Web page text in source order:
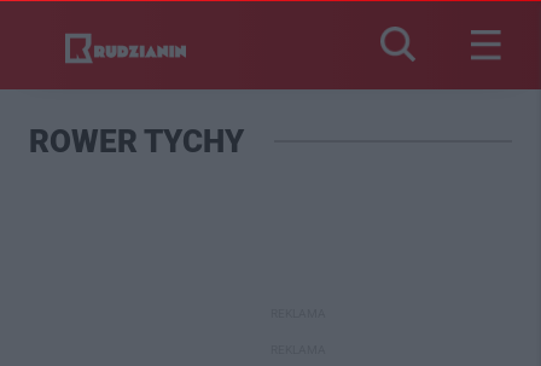
ROWER TYCHY